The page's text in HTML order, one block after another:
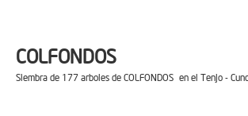
COLFONDOS
Siembra de 177 arboles de COLFONDOS en el Tenjo -